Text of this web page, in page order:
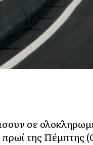
σε
της Πέμπτης